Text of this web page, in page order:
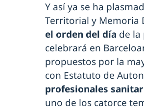
Y así ya se ha
Territorial y Memoria
el orden del día de la
celebrará en
propuestos por la
con Estatuto de
profesionales
uno de los catorce